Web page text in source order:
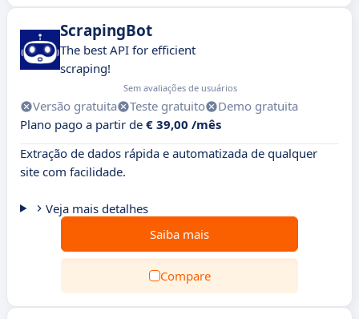
ScrapingBot
The best API for efficient
scraping!
Sem avaliações de usuários
Versão gratuita Teste gratuito
Demo gratuita
Plano pago a partir de € 39,00 /mês
Extração de dados rápida e automatizada de qualquer
site com facilidade.
Veja mais detalhes
Saiba mais
Compare